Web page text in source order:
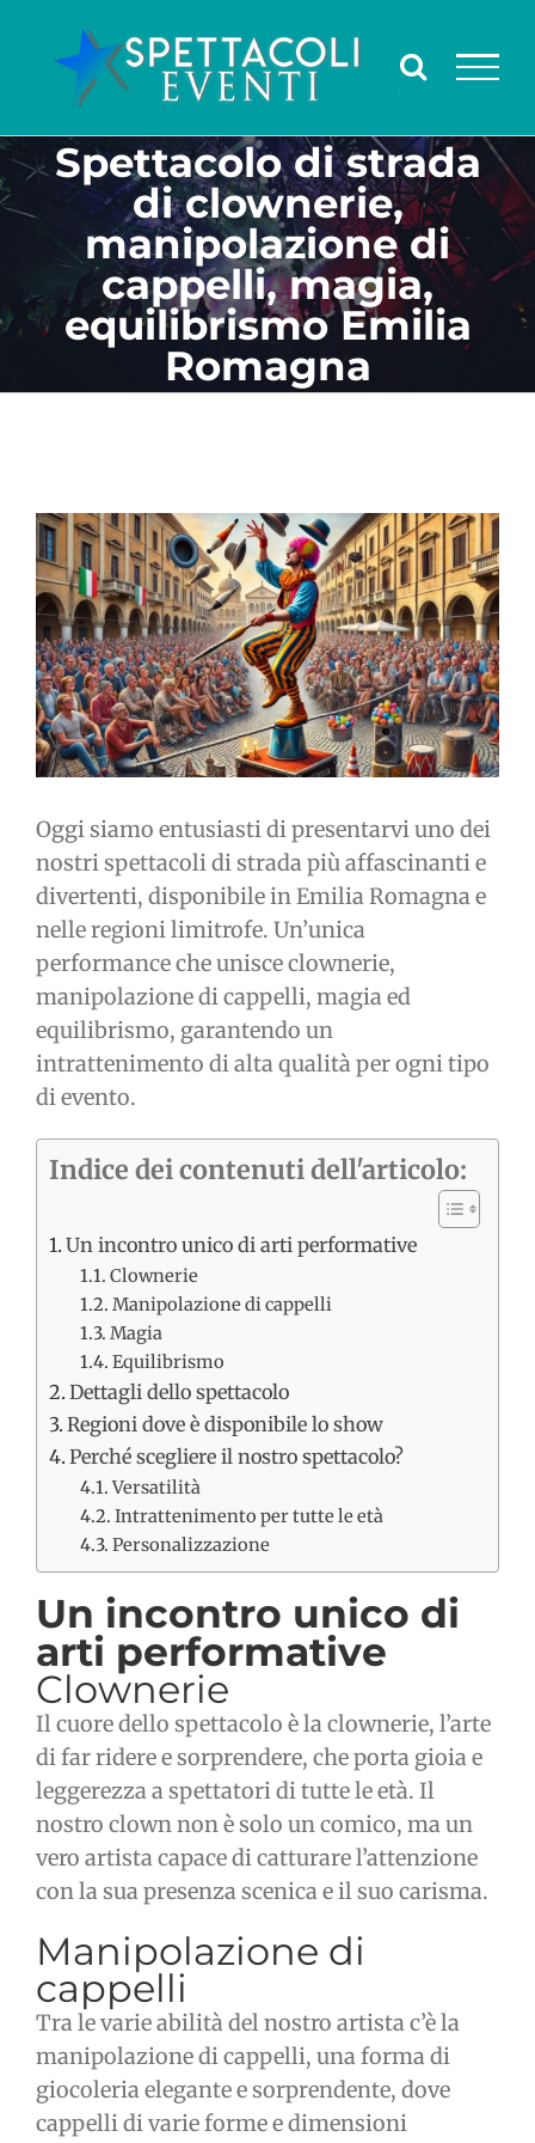
contenuto
Spettacolo di strada
di clownerie,
manipolazione di
cappelli, magia,
equilibrismo Emilia
Romagna
Ingrandisci
immagine
Oggi siamo entusiasti di presentarvi uno dei
nostri spettacoli di strada più affascinanti e
divertenti, disponibile in Emilia Romagna e
nelle regioni limitrofe. Un’unica
performance che unisce clownerie,
manipolazione di cappelli, magia ed
equilibrismo, garantendo un
intrattenimento di alta qualità per ogni tipo
di evento.
Indice dei contenuti dell'articolo:
Un incontro unico di arti performative
Clownerie
Manipolazione di cappelli
Magia
Equilibrismo
Dettagli dello spettacolo
Regioni dove è disponibile lo show
Perché scegliere il nostro spettacolo?
Versatilità
Intrattenimento per tutte le età
Personalizzazione
Un incontro unico di
arti performative
Clownerie
Il cuore dello spettacolo è la clownerie, l’arte
di far ridere e sorprendere, che porta gioia e
leggerezza a spettatori di tutte le età. Il
nostro clown non è solo un comico, ma un
vero artista capace di catturare l’attenzione
con la sua presenza scenica e il suo carisma.
Manipolazione di
cappelli
Tra le varie abilità del nostro artista c’è la
manipolazione di cappelli, una forma di
giocoleria elegante e sorprendente, dove
cappelli di varie forme e dimensioni